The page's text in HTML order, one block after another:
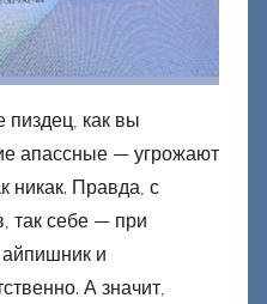
пиздец, как вы
апассные — угрожают
никак. Правда, с
так себе — при
и
А значит,